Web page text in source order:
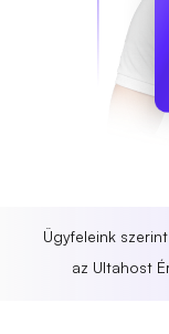
Ügyfeleink szerint
az Ultahost